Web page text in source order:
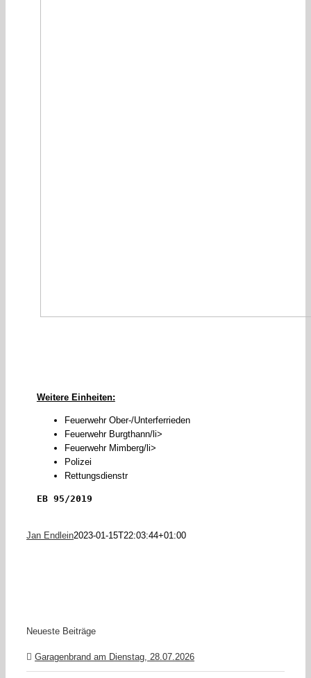
Weitere Einheiten:
Feuerwehr Ober-/Unterferrieden
Feuerwehr Burgthann/li>
Feuerwehr Mimberg/li>
Polizei
Rettungsdienstr
EB 95/2019
Jan Endlein2023-01-15T22:03:44+01:00
Neueste Beiträge
Garagenbrand am Dienstag, 28.07.2026